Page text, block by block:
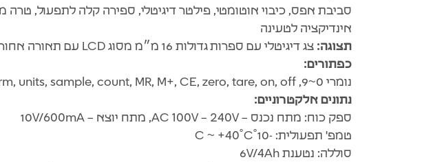
סביבת אפס, כיבוי אוטומטי, פילטר דיגיטלי, ספירה קלה לתפעול, טרה
אינדיקציה לטעינה
תצוגה: צג דיגיטלי עם ספרות גדולות 16 מ״מ מסוג LCD עם תאורה אחורית LED תצוגה ברורה וקלה לצפייה לעבודה ממושכת
כפתורים:
נומרי 0~9, count alarm, units, sample, count, MR, M+, CE, zero, tare, on, off
נתונים אלקטרוניים:
ספק כוח: מתח נכנס – AC 100V – 240V, מתח יוצא – 10V/600mA
טמפ' תפעולית: -10˚C ~ +40˚C
סוללה: נטענת 6V/4Ah